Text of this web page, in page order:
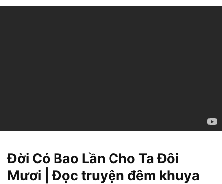
Đời Có Bao Lần Cho Ta Đôi
Mươi | Đọc truyện đêm khuya